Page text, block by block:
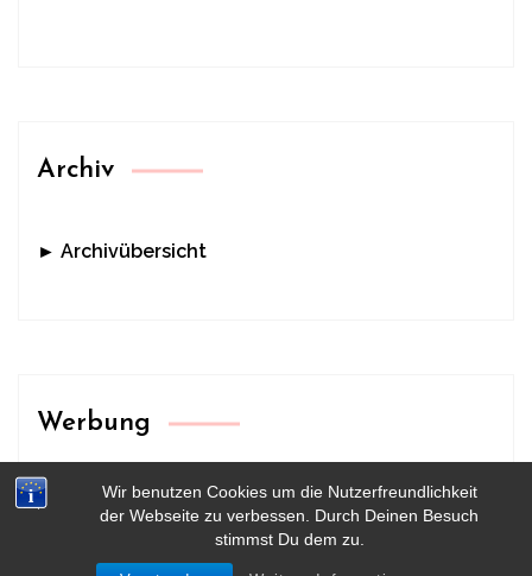
Wir benutzen Cookies um die Nutzerfreundlichkeit
der Webseite zu verbessen. Durch Deinen Besuch
stimmst Du dem zu.
Archiv
► Archivübersicht
Werbung